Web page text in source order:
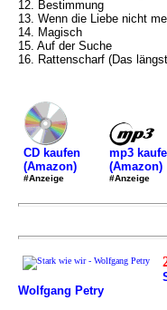
12. Bestimmung
13. Wenn die Liebe nicht
14. Magisch
15. Auf der Suche
16. Rattenscharf (Das
CD kaufen
(Amazon)
#Anzeige
mp3
(Amazon)
#Anzeige
Wolfgang Petry